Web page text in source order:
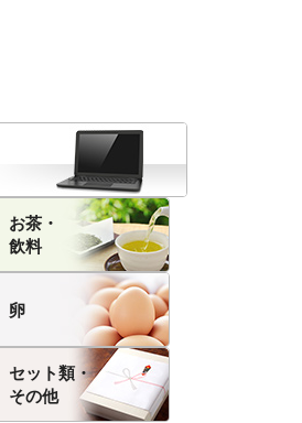
お茶・
飲料
卵
セット類・
その他